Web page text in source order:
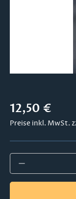
Regulärer Preis:
12,50 €
Preise inkl. MwSt.
Produkt